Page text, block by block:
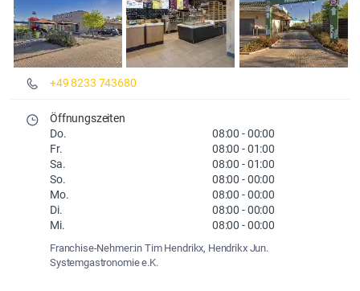
+49 8233 743680
Öffnungszeiten
Do.
08:00 -00:00
Fr.
08:00 -01:00
Sa.
08:00 -01:00
So.
08:00 -00:00
Mo.
08:00 -00:00
Di.
08:00 -00:00
Mi.
08:00 -00:00
Franchise-Nehmer:in Tim Hendrikx, Hendrikx Jun.
Systemgastronomie e.K.